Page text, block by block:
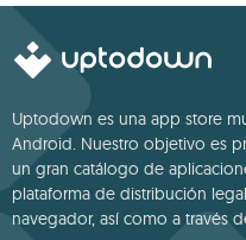
Uptodown es una app store
Android. Nuestro objetivo es
un gran catálogo de
plataforma de distribución
navegador, así como a través